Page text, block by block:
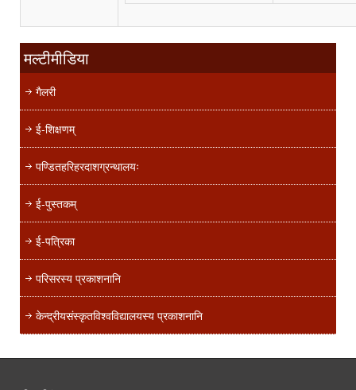
मल्टीमीडिया
गैलरी
ई-शिक्षणम्
पण्डितहरिहरदाशग्रन्थालयः
ई-पुस्तकम्
ई-पत्रिका
परिसरस्य प्रकाशनानि
केन्द्रीयसंस्कृतविश्वविद्यालयस्य प्रकाशनानि